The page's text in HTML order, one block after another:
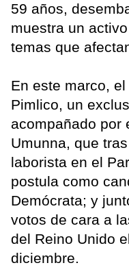
59 años,
muestra un
temas que
En este marco,
Pimlico, un
acompañado por
Umunna, que
laborista en el
postula como
Demócrata; y
votos de cara a
del Reino Unido
diciembre.